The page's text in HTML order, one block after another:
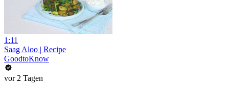
1:11
Saag Aloo | Recipe
GoodtoKnow
vor 2 Tagen